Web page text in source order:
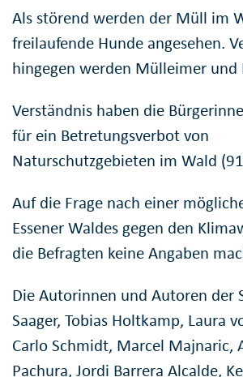
Als störend werden der Müll im
freilaufende Hunde angesehen.
hingegen werden Mülleimer und
Verständnis haben die
für ein Betretungsverbot von
Naturschutzgebieten im Wald
Auf die Frage nach einer
Essener Waldes gegen den
die Befragten keine Angaben
Die Autorinnen und Autoren der
Saager, Tobias Holtkamp, Laura
Carlo Schmidt, Marcel Majnaric,
Pachura, Jordi Barrera Alcalde,